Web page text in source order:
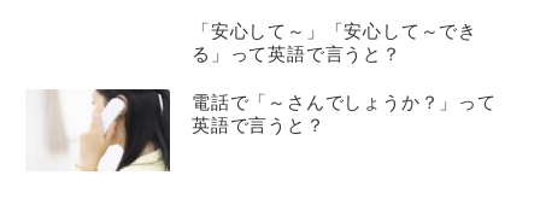
「安心して～」「安心して～でき
る」って英語で言うと？
電話で「～さんでしょうか？」って
英語で言うと？